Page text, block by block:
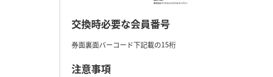
交換時必要な会員番号
券面裏面バーコード下記載の15桁
注意事項